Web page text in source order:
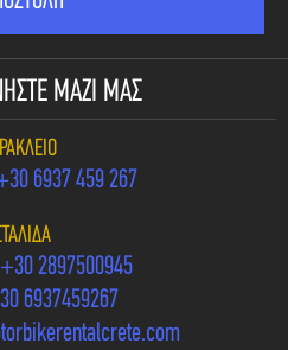
ΜΑΖΙ ΜΑΣ
6937 459 267
+30 2897500945
6937459267